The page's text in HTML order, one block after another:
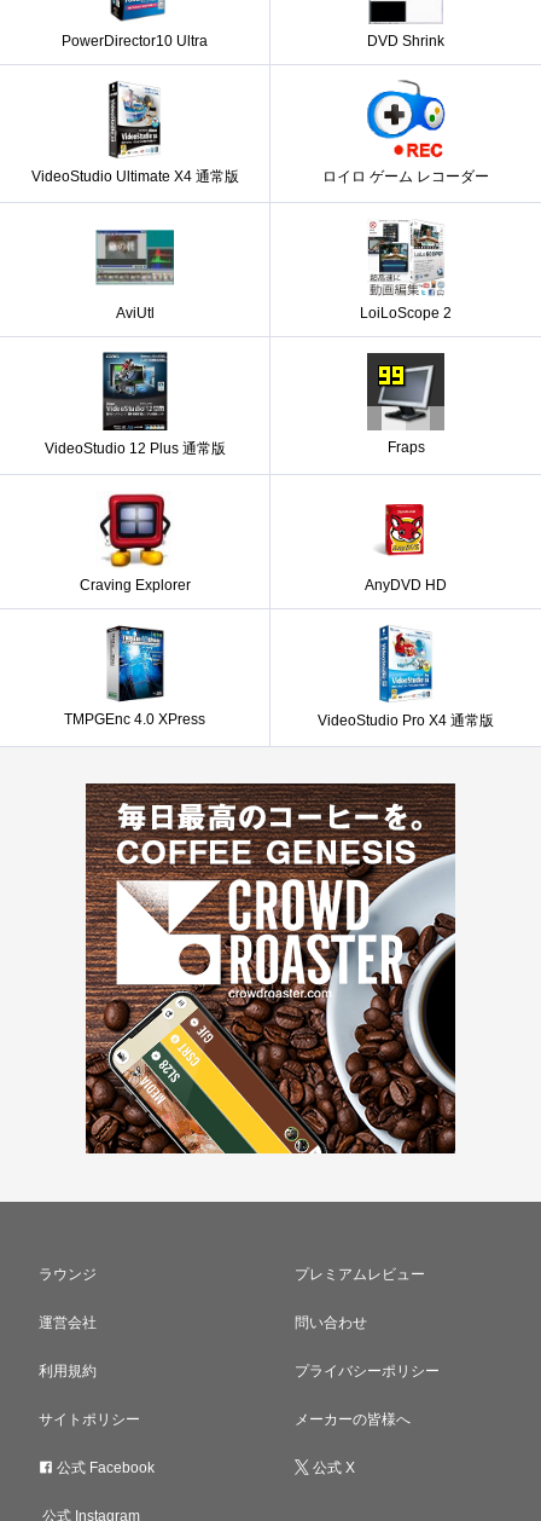
PowerDirector10 Ultra DVD Shrink
VideoStudio Ultimate X4 通常版 ロイロ ゲーム レコーダー
AviUtl LoiLoScope 2
VideoStudio 12 Plus 通常版 Fraps
Craving Explorer AnyDVD HD
TMPGEnc 4.0 XPress VideoStudio Pro X4 通常版
ラウンジ プレミアムレビュー
運営会社 問い合わせ
利用規約 プライバシーポリシー
サイトポリシー メーカーの皆様へ
公式 Facebook 公式 X
公式 Instagram